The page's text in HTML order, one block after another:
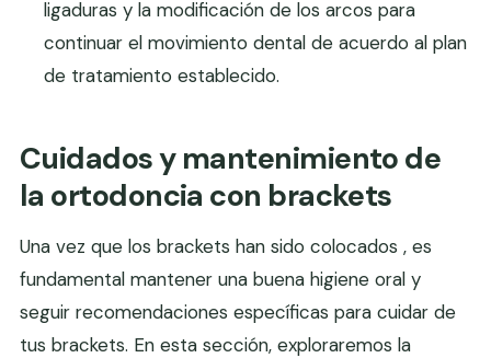
ligaduras y la modificación de los arcos para
continuar el movimiento dental de acuerdo al plan
de tratamiento establecido.
Cuidados y mantenimiento de
la ortodoncia con brackets
Una vez que los brackets han sido colocados , es
fundamental mantener una buena higiene oral y
seguir recomendaciones específicas para cuidar de
tus brackets. En esta sección, exploraremos la